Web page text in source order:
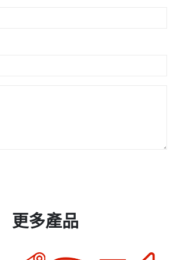
更多產品